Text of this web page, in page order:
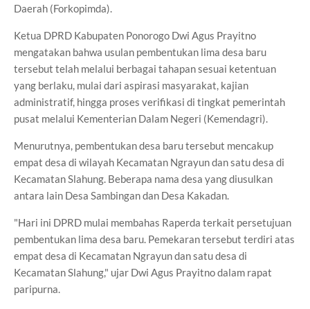
Daerah (Forkopimda).
Ketua DPRD Kabupaten Ponorogo Dwi Agus Prayitno
mengatakan bahwa usulan pembentukan lima desa baru
tersebut telah melalui berbagai tahapan sesuai ketentuan
yang berlaku, mulai dari aspirasi masyarakat, kajian
administratif, hingga proses verifikasi di tingkat pemerintah
pusat melalui Kementerian Dalam Negeri (Kemendagri).
Menurutnya, pembentukan desa baru tersebut mencakup
empat desa di wilayah Kecamatan Ngrayun dan satu desa di
Kecamatan Slahung. Beberapa nama desa yang diusulkan
antara lain Desa Sambingan dan Desa Kakadan.
"Hari ini DPRD mulai membahas Raperda terkait persetujuan
pembentukan lima desa baru. Pemekaran tersebut terdiri atas
empat desa di Kecamatan Ngrayun dan satu desa di
Kecamatan Slahung," ujar Dwi Agus Prayitno dalam rapat
paripurna.